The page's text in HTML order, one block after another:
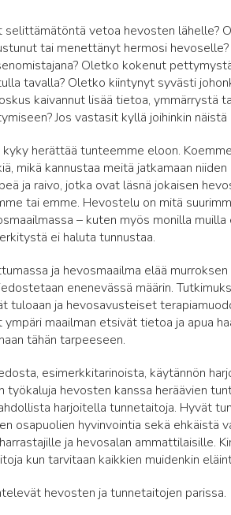
vetoa hevosten lähelle?
tai menettänyt hermosi
Oletko kokenut
tavalla? Oletko kiintynyt syvästi
kaivannut lisää tietoa, ymmärrystä
Jos vastasit kyllä joihinkin
herättää tunteemme eloon.
mikä kannustaa meitä jatkamaan
ja raivo, jotka ovat läsnä jokaisen
tai emme. Hevostelu on mitä
– kuten myös monilla muilla
ei haluta tunnustaa.
ja hevosmaailma elää
enenevässä määrin.
tuloaan ja hevosavusteiset
maailman etsivät tietoa ja apua
tähän tarpeeseen.
esimerkkitarinoista, käytännön
työkaluja hevosten kanssa heräävien
harjoitella tunnetaitoja. Hyvät
osapuolien hyvinvointia sekä ehkäistä
ja hevosalan ammattilaisille.
kun tarvitaan kaikkien muidenkin
hevosten ja tunnetaitojen parissa.